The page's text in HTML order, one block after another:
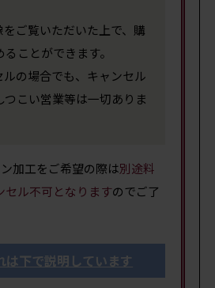
ご覧いただいた上で、購
ことができます。
の場合でも、キャンセル
つこい営業等は一切ありま
加工をご希望の際は別途料
セル不可となりますのでご了
は下で説明しています